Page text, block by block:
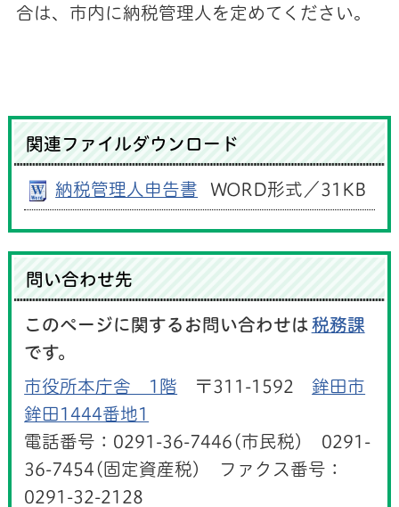
合は、市内に納税管理人を定めてください。
関連ファイルダウンロード
納税管理人申告書 WORD形式／31KB
問い合わせ先
このページに関するお問い合わせは 税務課
です。
市役所本庁舎 1階 〒311-1592 鉾田市
鉾田1444番地1
電話番号：0291-36-7446(市民税) 0291-
36-7454(固定資産税) ファクス番号：
0291-32-2128